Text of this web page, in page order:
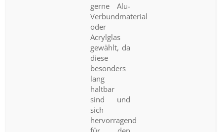
gerne Alu-
Verbundmaterial
oder
Acrylglas
gewählt, da
diese
besonders
lang
haltbar
sind und
sich
hervorragend